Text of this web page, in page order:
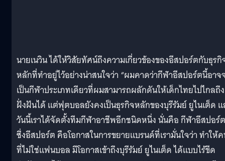
นายเนวิน ได้ให้วิสัยทัศน์ถึงความเกี่ยวข้องของอีสปอร์ตกับธุรกิ
หลักที่ทำอยู่ไว้อย่างน่าสนใจว่า “ผมคาดว่ากีฬาอีสปอร์ตนี้อาจ
เป็นกีฬาประเภทเดียวที่ผมสามารถผลักดันให้เด็กไทยไปไกลถึง
ฝั่งฝันได้ แต่ฟุตบอลยังคงเป็นธุรกิจหลักของบุรีรัมย์ ยูไนเต็ด
วันนี้เราได้จัดตั้งทีมกีฬาอาชีพอีกชนิดหนึ่ง นั่นคือ กีฬาอีสปอร์ต
ซึ่งอีสปอร์ต คือโอกาสในการขยายแบรนด์ที่เรามั่นใจว่า ทำให้
ที่ไม่ใช่แฟนบอล มีโอกาสเข้าถึงบุรีรัมย์ ยูไนเต็ด ได้แบบไร้ขีด